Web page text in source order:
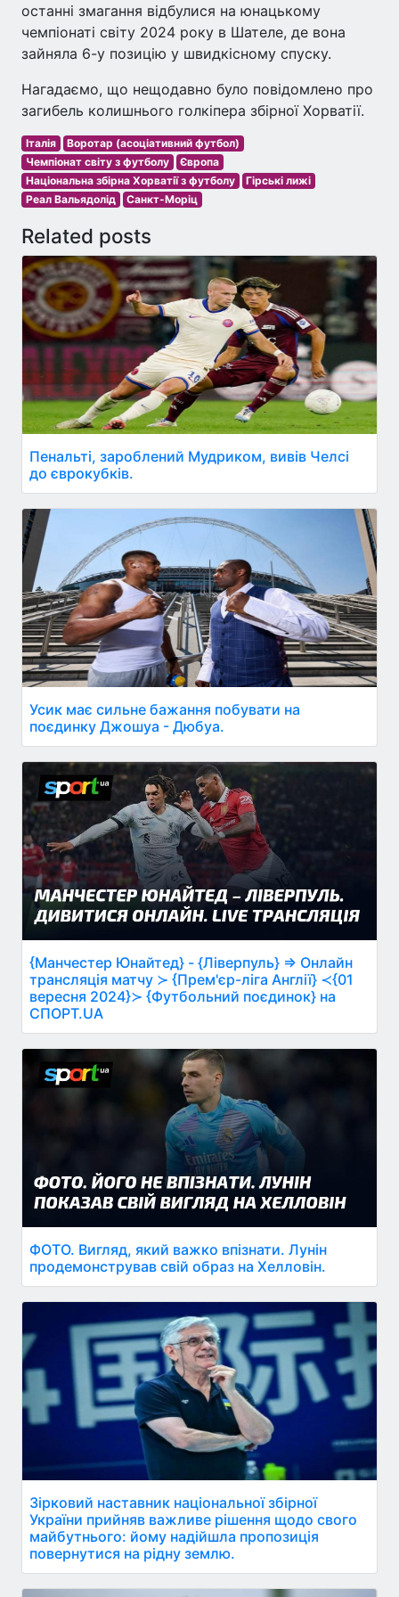
останні змагання відбулися на юнацькому
чемпіонаті світу 2024 року в Шателе, де вона
зайняла 6-у позицію у швидкісному спуску.
Нагадаємо, що нещодавно було повідомлено про
загибель колишнього голкіпера збірної Хорватії.
Італія
Воротар (асоціативний футбол)
Чемпіонат світу з футболу
Європа
Національна збірна Хорватії з футболу
Гірські лижі
Реал Вальядолід
Санкт-Моріц
Related posts
Пенальті, зароблений Мудриком, вивів Челсі
до єврокубків.
Усик має сильне бажання побувати на
поєдинку Джошуа - Дюбуа.
{Манчестер Юнайтед} - {Ліверпуль} ⇒ Онлайн
трансляція матчу ≻ {Прем'єр-ліга Англії} ≺{01
вересня 2024}≻ {Футбольний поєдинок} на
СПОРТ.UA
ФОТО. Вигляд, який важко впізнати. Лунін
продемонстрував свій образ на Хелловін.
Зірковий наставник національної збірної
України прийняв важливе рішення щодо свого
майбутнього: йому надійшла пропозиція
повернутися на рідну землю.